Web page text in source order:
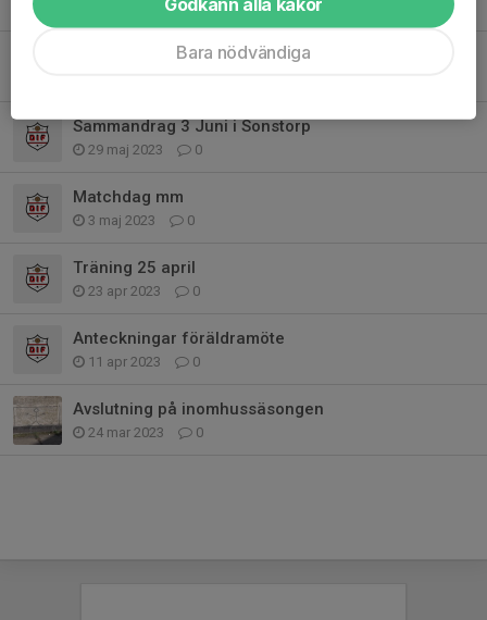
2
Nu kör vi snart igång
Sammandrag 3 Juni i Sonstorp
29 maj 2023 0
Matchdag mm
3 maj 2023 0
Träning 25 april
23 apr 2023 0
Anteckningar föräldramöte
11 apr 2023 0
Avslutning på inomhussäsongen
24 mar 2023 0
Bara nödvändiga